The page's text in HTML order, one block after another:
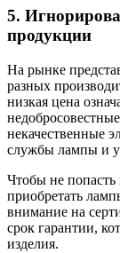
5.
продукции
На рынке
разных
низкая цена
некачественные
службы лампы и
Чтобы не попасть
приобретать
внимание на
срок гарантии,
изделия.